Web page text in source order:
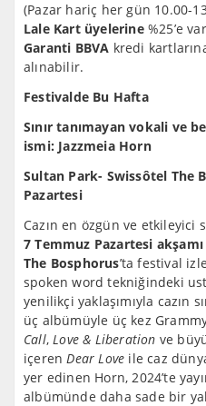
(Pazar hariç her gün 10.00-
Lale Kart üyelerine %25’e
Garanti BBVA kredi
alınabilir.
Festivalde Bu Hafta
Sınır tanımayan vokali ve
ismi: Jazzmeia Horn
Sultan Park- Swissôtel The
Pazartesi
Cazın en özgün ve etkileyici
7 Temmuz Pazartesi
The Bosphorus’ta festival
spoken word tekniğindeki
yenilikçi yaklaşımıyla cazın
üç albümüyle üç kez
Call,Love & Liberation ve
içerenDear Love ile caz
yer edinen Horn, 2024’te
albümünde daha sade bir